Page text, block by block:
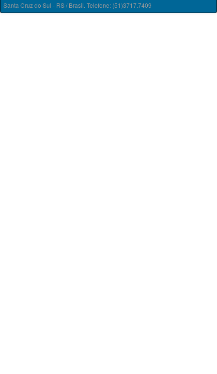
Santa Cruz do Sul - RS / Brasil. Telefone: (51)3717.7409